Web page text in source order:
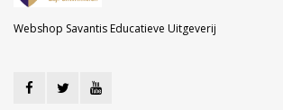
Webshop Savantis Educatieve Uitgeverij